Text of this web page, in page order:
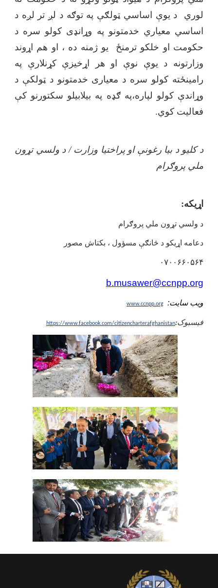
لوري د یوې اساسي ټولګې په توګه د لږ تر لږه د
اساسي معیاري خدمتونو په وړانډی کولو سره د
حکومت او خلکو ترمنځ یو ژمنه ده ، او هم اړوند
وزارتونه د یوې نوې او هر اړخیزې کړنلارې په
رامینځته کولو سره د معیاری خدمتونو د ټولکې د
وړاندې کولو لپاره،په ګډه په بیلابیلو سکتورنو کې
فعالیت کوي.
د کلیو د بیا رغونې او پراختیا وزارت / د ولسي تړون
ملي پروګرام
اړیکه:
د ولسي تړون ملي پروګرام
دعامه اړیکو د څانګې مسؤول ، بکتاش مصور
۰۷۰۰۶۶۰۵۶۴
b.musawer@ccnpp.org
ویب سایت:
www.ccnpp.org
فیسبوک :
https://www.facebook.com/citizencharterafghanistan